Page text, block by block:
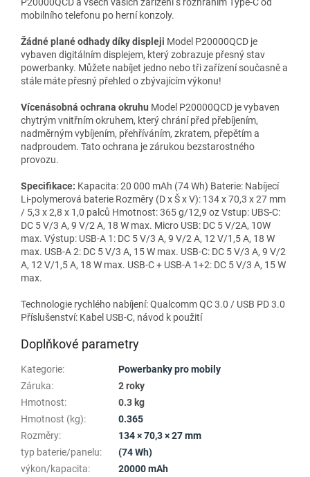
mobilního telefonu po herní konzoly.
Žádné plané odhady díky displeji Model P20000QCD je
vybaven digitálním displejem, který zobrazuje přesný stav
powerbanky. Můžete nabíjet jedno nebo tři zařízení současně a
stále máte přesný přehled o zbývajícím výkonu!
Vícenásobná ochrana okruhu Model P20000QCD je vybaven
chytrým vnitřním okruhem, který chrání před přebíjením,
nadměrným vybíjením, přehříváním, zkratem, přepětím a
nadproudem. Tato ochrana je zárukou bezstarostného
provozu.
Specifikace: Kapacita: 20 000 mAh (74 Wh) Baterie: Nabíjecí
Li-polymerová baterie Rozměry (D x Š x V): 134 x 70,3 x 27 mm
/ 5,3 x 2,8 x 1,0 palců Hmotnost: 365 g/12,9 oz Vstup: UBS-C:
DC 5 V/3 A, 9 V/2 A, 18 W max. Micro USB: DC 5 V/2A, 10W
max. Výstup: USB-A 1: DC 5 V/3 A, 9 V/2 A, 12 V/1,5 A, 18 W
max. USB-A 2: DC 5 V/3 A, 15 W max. USB-C: DC 5 V/3 A, 9 V/2
A, 12 V/1,5 A, 18 W max. USB-C + USB-A 1+2: DC 5 V/3 A, 15 W
max.
Technologie rychlého nabíjení: Qualcomm QC 3.0 / USB PD 3.0
Příslušenství: Kabel USB-C, návod k použití
Doplňkové parametry
Kategorie:
Powerbanky pro mobily
Záruka:
2 roky
Hmotnost:
0.3 kg
Hmotnost (kg):
0.365
Rozměry:
134 × 70,3 × 27 mm
typ baterie/panelu:
(74 Wh)
výkon/kapacita:
20000 mAh